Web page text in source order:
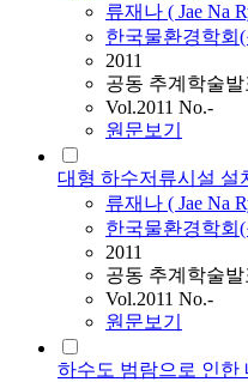
류재나 ( Jae Na
한국물환경학회
2011
공동 추계학술발
Vol.2011 No.-
원문보기
대형 하수저류시설 설
류재나 ( Jae Na
한국물환경학회
2011
공동 추계학술발
Vol.2011 No.-
원문보기
하수도 범람으로 인한